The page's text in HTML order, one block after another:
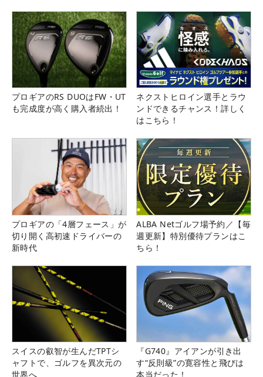
プロギアのRS DUOはFW・UT
も完成度が高く購入者続出！
ネクストヒロイン選手とラウ
ンドできるチャンス！詳しく
はこちら！
プロギアの「4層フェース」が
切り開く高初速ドライバーの
新時代
ALBA Netゴルフ場予約／【毎
週更新】特別優待プランはこ
ちら！
スイスの叡智が生んだTPTシ
ャフトで、ゴルフを異次元の
世界へ
『G740』アイアンが引き出
す“反則級”の寛容性と飛びは
本当だった！